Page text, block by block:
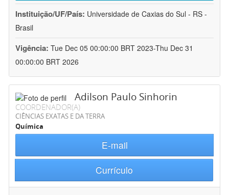
Instituição/UF/País: Universidade de Caxias do Sul - RS -
Brasil
Vigência: Tue Dec 05 00:00:00 BRT 2023-Thu Dec 31
00:00:00 BRT 2026
Adilson Paulo Sinhorin
COORDENADOR(A)
CIÊNCIAS EXATAS E DA TERRA
Química
E-mail
Currículo